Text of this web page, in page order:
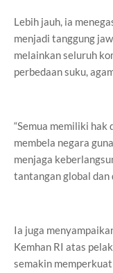
Lebih jauh, ia
menjadi tanggung
melainkan seluruh
perbedaan suku,
“Semua memiliki hak
membela negara
menjaga
tantangan global dan
Ia juga
Kemhan RI atas
semakin